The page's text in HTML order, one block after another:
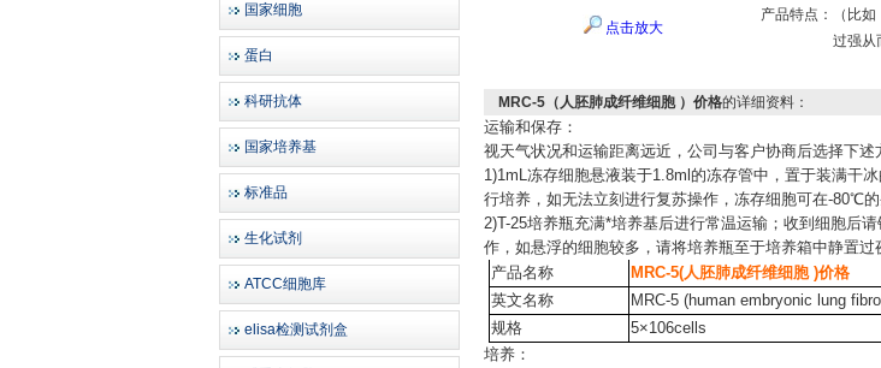
国家细胞
蛋白
科研抗体
国家培养基
标准品
生化试剂
ATCC细胞库
elisa检测试剂盒
点击放大
产品特点：
（比
过强从
MRC-5（人胚肺成纤维细胞 ）价格的详细资料：
运输和保存：
视天气状况和运输距离远近，公司与客户协商后选择下述
1)1mL冻存细胞悬液装于1.8ml的冻存管中，置于装满干
行培养，如无法立刻进行复苏操作，冻存细胞可在-80℃的
2)T-25培养瓶充满*培养基后进行常温运输；收到细胞后
作，如悬浮的细胞较多，请将培养瓶至于培养箱中静置过
产品名称
MRC-5(人胚肺成纤维细胞 )价格
英文名称
MRC-5 (human embryonic lung
规格
5×106cells
培养：